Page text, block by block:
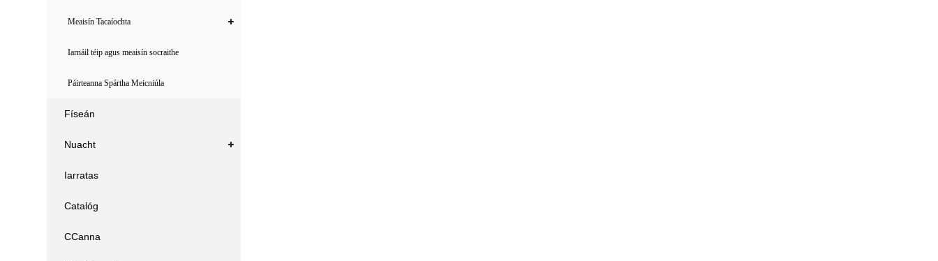
Meaisín Tacaíochta
Iarnáil téip agus meaisín socraithe
Páirteanna Spártha Meicniúla
Físeán
Nuacht
Iarratas
Catalóg
CCanna